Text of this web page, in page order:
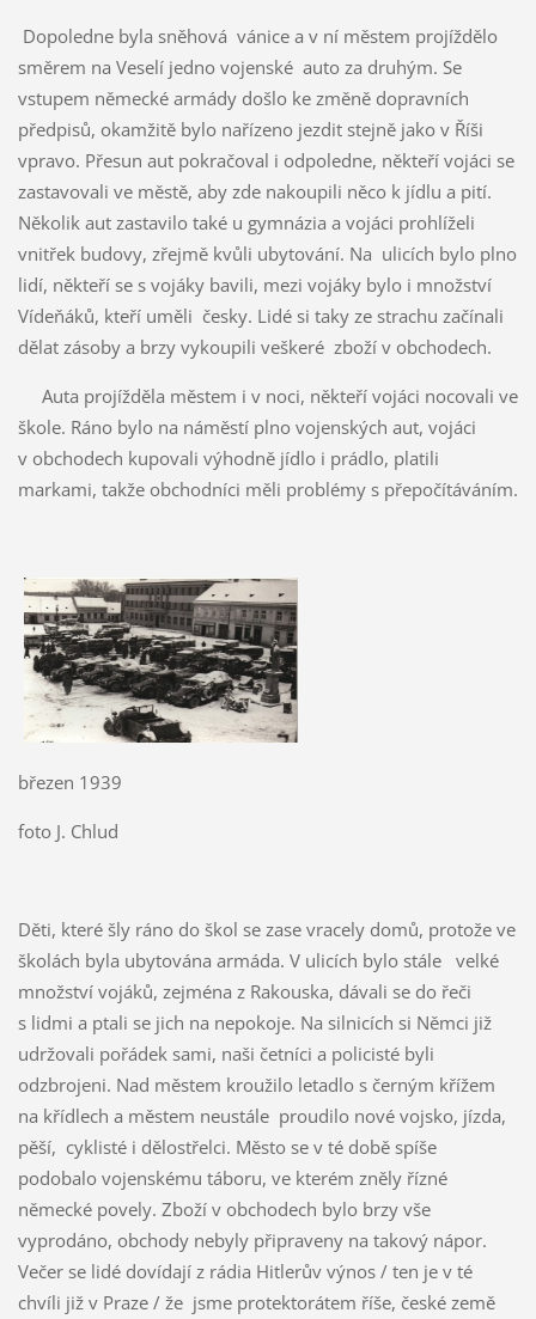
Dopoledne byla sněhová vánice a v ní městem projíždělo
směrem na Veselí jedno vojenské auto za druhým. Se
vstupem německé armády došlo ke změně dopravních
předpisů, okamžitě bylo nařízeno jezdit stejně jako v Říši
vpravo. Přesun aut pokračoval i odpoledne, někteří vojáci se
zastavovali ve městě, aby zde nakoupili něco k jídlu a pití.
Několik aut zastavilo také u gymnázia a vojáci prohlíželi
vnitřek budovy, zřejmě kvůli ubytování. Na ulicích bylo plno
lidí, někteří se s vojáky bavili, mezi vojáky bylo i množství
Vídeňáků, kteří uměli česky. Lidé si taky ze strachu začínali
dělat zásoby a brzy vykoupili veškeré zboží v obchodech.
Auta projížděla městem i v noci, někteří vojáci nocovali ve
škole. Ráno bylo na náměstí plno vojenských aut, vojáci
v obchodech kupovali výhodně jídlo i prádlo, platili
markami, takže obchodníci měli problémy s přepočítáváním.
březen 1939
foto J. Chlud
Děti, které šly ráno do škol se zase vracely domů, protože ve
školách byla ubytována armáda. V ulicích bylo stále velké
množství vojáků, zejména z Rakouska, dávali se do řeči
s lidmi a ptali se jich na nepokoje. Na silnicích si Němci již
udržovali pořádek sami, naši četníci a policisté byli
odzbrojeni. Nad městem kroužilo letadlo s černým křížem
na křídlech a městem neustále proudilo nové vojsko, jízda,
pěší, cyklisté i dělostřelci. Město se v té době spíše
podobalo vojenskému táboru, ve kterém zněly řízné
německé povely. Zboží v obchodech bylo brzy vše
vyprodáno, obchody nebyly připraveny na takový nápor.
Večer se lidé dovídají z rádia Hitlerův výnos / ten je v té
chvíli již v Praze / že jsme protektorátem říše, české země